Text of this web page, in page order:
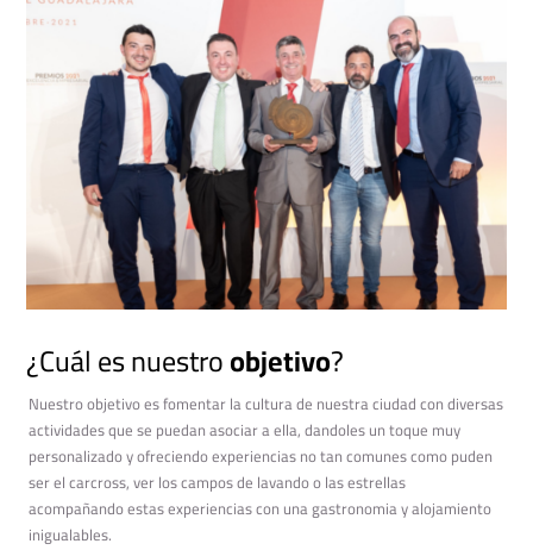
¿Cuál es nuestroobjetivo?
Nuestro objetivo es fomentar la cultura de nuestra ciudad con diversas
actividades que se puedan asociar a ella, dandoles un toque muy
personalizado y ofreciendo experiencias no tan comunes como puden
ser el carcross, ver los campos de lavando o las estrellas
acompañando estas experiencias con una gastronomia y alojamiento
inigualables.